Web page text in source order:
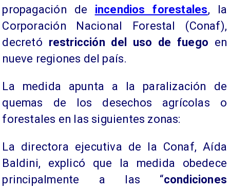
propagación de incendios forestales, la
Corporación Nacional Forestal (Conaf),
decretó restricción del uso de fuego en
nueve regiones del país.
La medida apunta a la paralización de
quemas de los desechos agrícolas o
forestales en las siguientes zonas:
La directora ejecutiva de la Conaf, Aída
Baldini, explicó que la medida obedece
principalmente a las “condiciones